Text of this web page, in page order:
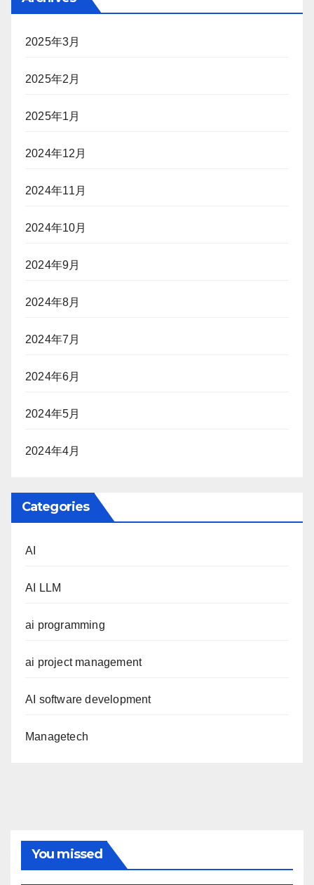
2025年3月
2025年2月
2025年1月
2024年12月
2024年11月
2024年10月
2024年9月
2024年8月
2024年7月
2024年6月
2024年5月
2024年4月
Categories
AI
AI LLM
ai programming
ai project management
AI software development
Managetech
You missed